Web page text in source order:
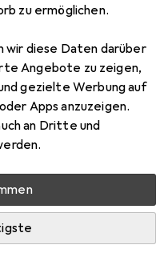
zu ermöglichen.
wir diese Daten darüber
Angebote zu zeigen,
gezielte Werbung auf
Apps anzuzeigen.
an Dritte und
Line
zum Produkt Vicco